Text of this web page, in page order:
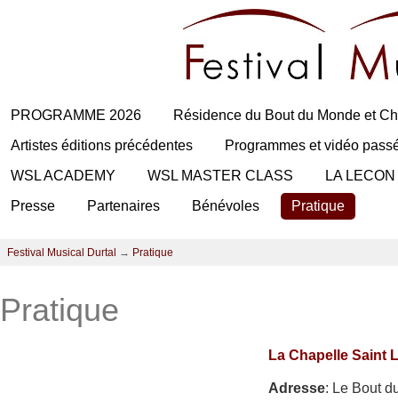
PROGRAMME 2026
Résidence du Bout du Monde et
Artistes éditions précédentes
Programmes et vidéo
WSL ACADEMY
WSL MASTER CLASS
LA
Presse
Partenaires Bénévoles Pratique
Festival Musical Durtal → Pratique
Pratique
La Chapelle Saint
Adresse: Le Bout